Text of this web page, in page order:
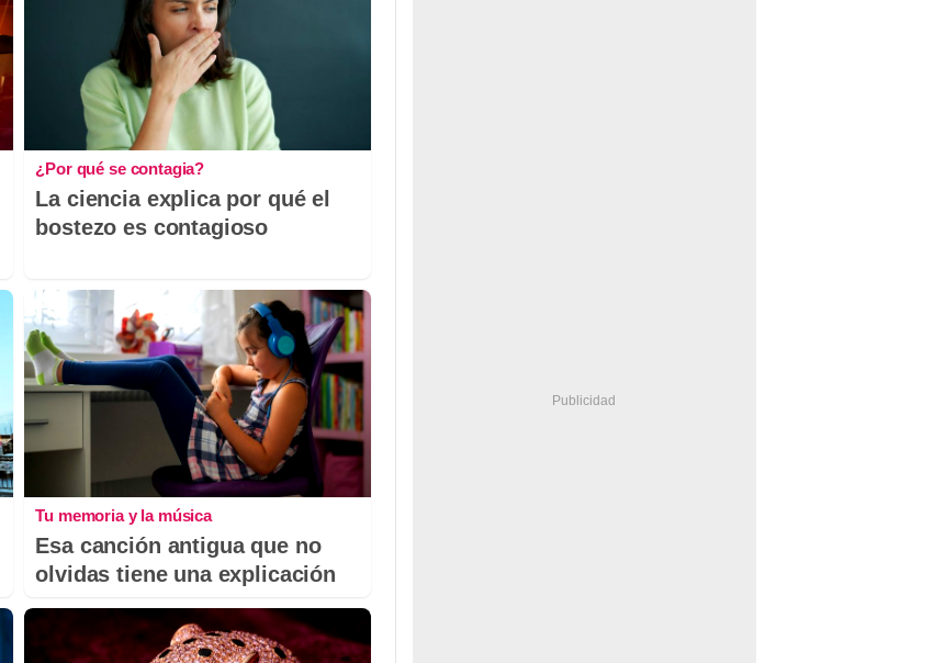
¿Por qué se contagia?
La ciencia explica por qué el
bostezo es contagioso
Tu memoria y la música
Esa canción antigua que no
olvidas tiene una explicación